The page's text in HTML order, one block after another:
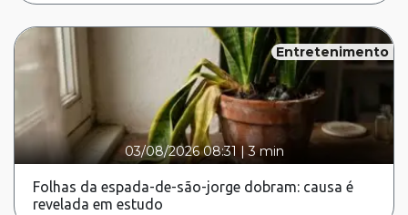
Entretenimento
03/08/2026 08:31 |3 min
Folhas da espada-de-são-jorge dobram: causa é
revelada em estudo